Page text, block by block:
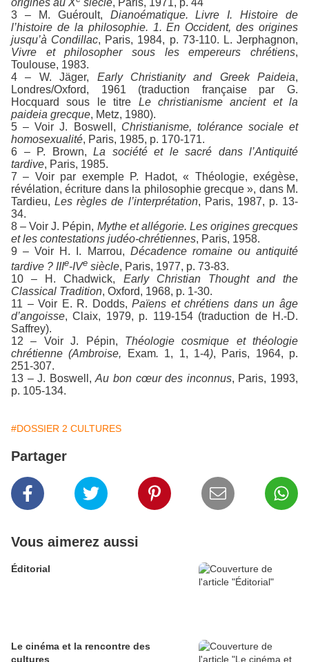
3 – M. Guéroult, Dianoématique. Livre I. Histoire de
l’histoire de la philosophie. 1. En Occident, des origines
jusqu’à Condillac, Paris, 1984, p. 73-110. L. Jerphagnon,
Vivre et philosopher sous les empereurs chrétiens,
Toulouse, 1983.
4 – W. Jäger, Early Christianity and Greek Paideia,
Londres/Oxford, 1961 (traduction française par G.
Hocquard sous le titre Le christianisme ancient et la
paideia grecque, Metz, 1980).
5 – Voir J. Boswell, Christianisme, tolérance sociale et
homosexualité, Paris, 1985, p. 170-171.
6 – P. Brown, La société et le sacré dans l’Antiquité
tardive, Paris, 1985.
7 – Voir par exemple P. Hadot, « Théologie, exégèse,
révélation, écriture dans la philosophie grecque », dans M.
Tardieu,Les règles de l’interprétation, Paris, 1987, p. 13-
34.
8 – Voir J. Pépin, Mythe et allégorie. Les origines grecques
et les contestations judéo-chrétiennes, Paris, 1958.
9 – Voir H. I. Marrou, Décadence romaine ou antiquité
tardive ? IIIe-IVe siècle, Paris, 1977, p. 73-83.
10 – H. Chadwick, Early Christian Thought and the
Classical Tradition, Oxford, 1968, p. 1-30.
11 – Voir E. R. Dodds,Païens et chrétiens dans un âge
d’angoisse, Claix, 1979, p. 119-154 (traduction de H.-D.
Saffrey).
12 – Voir J. Pépin, Théologie cosmique et théologie
chrétienne (Ambroise, Exam. 1, 1, 1-4), Paris, 1964, p.
251-307.
13 – J. Boswell,Au bon cœur des inconnus, Paris, 1993,
p. 105-134.
#DOSSIER 2 CULTURES
Partager
Vous aimerez aussi
Éditorial
Le cinéma et la rencontre des
cultures